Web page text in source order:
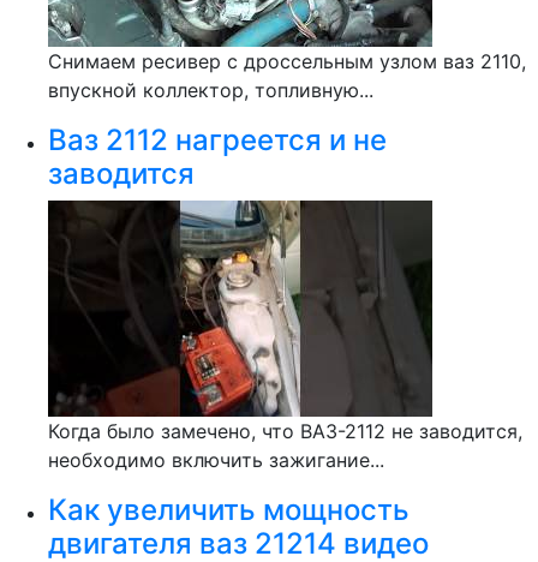
Снимаем ресивер с дроссельным узлом ваз 2110,
впускной коллектор, топливную...
Ваз 2112 нагреется и не
заводится
Когда было замечено, что ВАЗ-2112 не заводится,
необходимо включить зажигание...
Как увеличить мощность
двигателя ваз 21214 видео